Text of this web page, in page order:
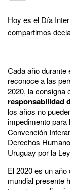
Hoy es el Día
compartimos
Cada año
reconoce a las
2020, la consigna
responsabilidad
los años no
impedimento
Convención
Derechos
Uruguay por la
El 2020 es un
mundial presente